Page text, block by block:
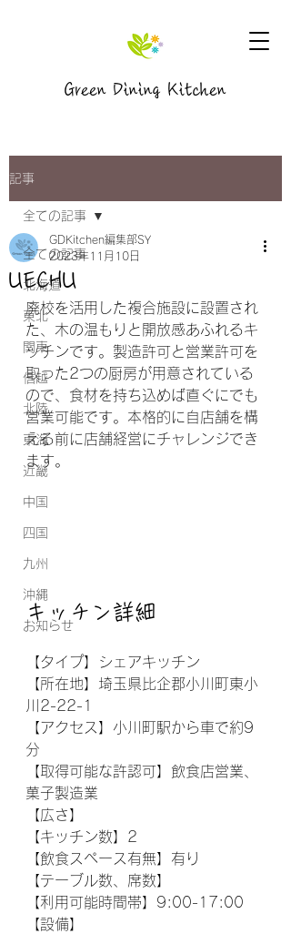
Green Dining Kitchen
記事
全ての記事
北海道
東北
関東
信越
北陸
東海
近畿
中国
四国
九州
沖縄
お知らせ
全ての記事
UECHU
GDKitchen編集部SY
2023年11月10日
廃校を活用した複合施設に設置され
た、木の温もりと開放感あふれるキ
ッチンです。製造許可と営業許可を
取った2つの厨房が用意されている
ので、食材を持ち込めば直ぐにでも
営業可能です。本格的に自店舗を構
える前に店舗経営にチャレンジでき
ます。
キッチン詳細
【タイプ】シェアキッチン
【所在地】埼玉県比企郡小川町東小
川2-22-1
【アクセス】小川町駅から車で約9
分
【取得可能な許認可】飲食店営業、
菓子製造業
【広さ】
【キッチン数】2
【飲食スペース有無】有り
【テーブル数、席数】
【利用可能時間帯】9:00-17:00
【設備】